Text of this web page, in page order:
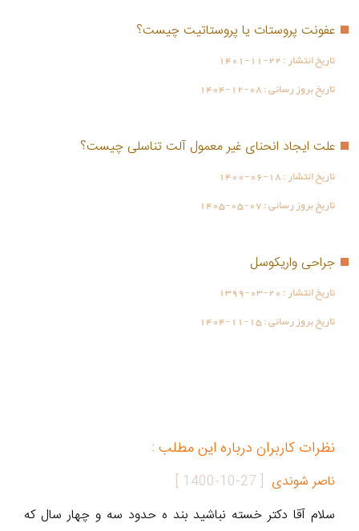
عفونت پروستات یا پروستاتیت چیست؟
تاریخ انتشار :1401-11-22
تاریخ بروز رسانی :1404-12-08
علت ایجاد انحنای غیر معمول آلت تناسلی چیست؟
تاریخ انتشار :1400-06-18
تاریخ بروز رسانی :1405-05-07
جراحی واریکوسل
تاریخ انتشار :1399-03-20
تاریخ بروز رسانی :1404-11-15
نظرات کاربران درباره این مطلب :
ناصر شوندی [
1400-10-27
]
سلام آقا دکتر خسته نباشید بند ه حدود سه و چهار سال که